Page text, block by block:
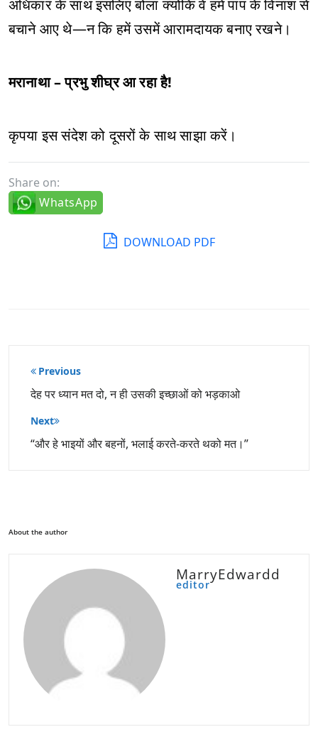
अधिकार के साथ इसलिए बोला क्योंकि वे हमें पाप के विनाश से
बचाने आए थे—न कि हमें उसमें आरामदायक बनाए रखने।
मरानाथा – प्रभु शीघ्र आ रहा है!
कृपया इस संदेश को दूसरों के साथ साझा करें।
Share on:
WhatsApp
DOWNLOAD PDF
पोस्ट
नेविगेशन
Previous
देह पर ध्यान मत दो, न ही उसकी इच्छाओं को भड़काओ
Next
“और हे भाइयों और बहनों, भलाई करते-करते थको मत।”
About the author
MarryEdwardd
editor